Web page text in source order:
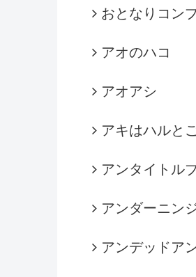
おとなりコン
アオのハコ
アオアシ
アキはハルと
アンタイトル
アンダーニン
アンデッドア